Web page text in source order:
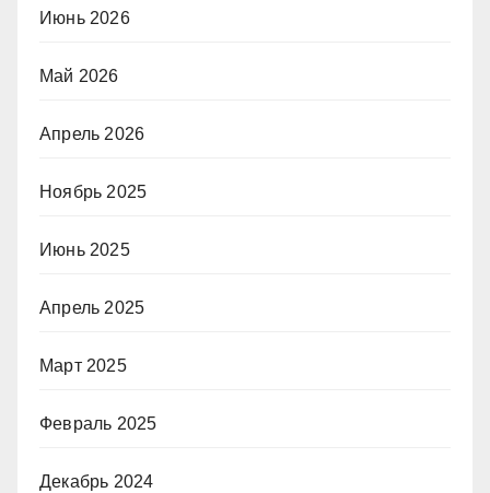
Июнь 2026
Май 2026
Апрель 2026
Ноябрь 2025
Июнь 2025
Апрель 2025
Март 2025
Февраль 2025
Декабрь 2024